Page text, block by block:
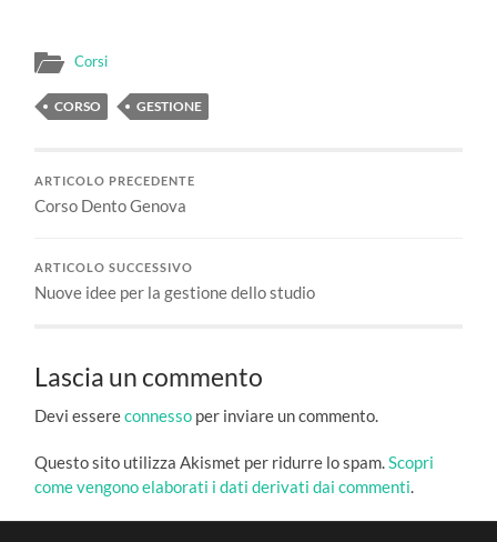
Corsi
CORSO GESTIONE
ARTICOLO PRECEDENTE
Corso Dento Genova
ARTICOLO SUCCESSIVO
Nuove idee per la gestione dello studio
Lascia un commento
Devi essereconnesso per inviare un commento.
Questo sito utilizza Akismet per ridurre lo spam. Scopri
come vengono elaborati i dati derivati dai commenti